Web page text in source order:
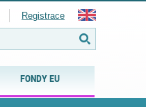
FONDY EU
Registrace